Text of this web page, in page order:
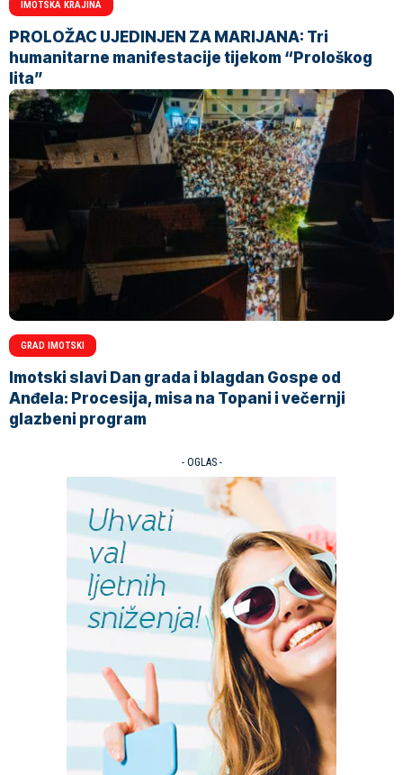
IMOTSKA KRAJINA
PROLOŽAC UJEDINJEN ZA MARIJANA: Tri
humanitarne manifestacije tijekom “Prološkog
lita”
GRAD IMOTSKI
Imotski slavi Dan grada i blagdan Gospe od
Anđela: Procesija, misa na Topani i večernji
glazbeni program
- OGLAS -